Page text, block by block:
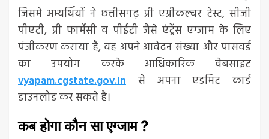
जिसमे अभ्यर्थियों ने छत्तीसगढ़ प्री एग्रीकल्चर टेस्ट, सीजी
पीएटी, प्री फार्मेसी व पीईटी जैसे एंट्रेंस एग्जाम के लिए
पंजीकरण कराया है, वह अपने आवेदन संख्या और पासवर्ड
का उपयोग करके आधिकारिक वेबसाइट
vyapam.cgstate.gov.in से अपना एडमिट कार्ड
डाउनलोड कर सकते हैं।
कब होगा कौन सा एग्जाम ?